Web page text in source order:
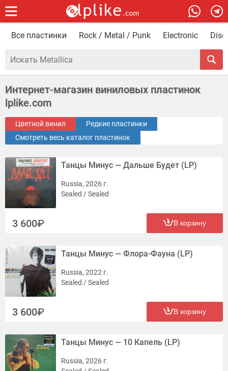
Все пластинки Rock / Metal / Punk Electronic
Интернет-магазин виниловых пластинок
lplike.com
Цветной винил
Редкие пластинки
Смотреть весь каталог пластинок
Танцы Минус — Дальше Будет (LP)
Russia, 2026 г.
Sealed / Sealed
3 600 В корзину
Танцы Минус — Флора-Фауна (LP)
Russia, 2022 г.
Sealed / Sealed
3 600 В корзину
Танцы Минус — 10 Капель (LP)
Russia, 2026 г.